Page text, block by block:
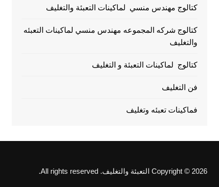
كتالوج مهندس منسي لماكينات التعبئة والتغليف
كتالوج شركه المجموعه مهندس منسي لماكينات التعبئه
والتغليف
كتالوج لماكينات التعبئة و التغليف
فن التغليف
فماكينات تعبئه وتغليف
Copyright © 2026 التعبئة والتغليف. All rights reserved.